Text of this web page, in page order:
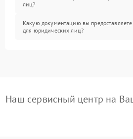
лиц?
Какую документацию вы предоставляете
для юридических лиц?
Наш сервисный центр на